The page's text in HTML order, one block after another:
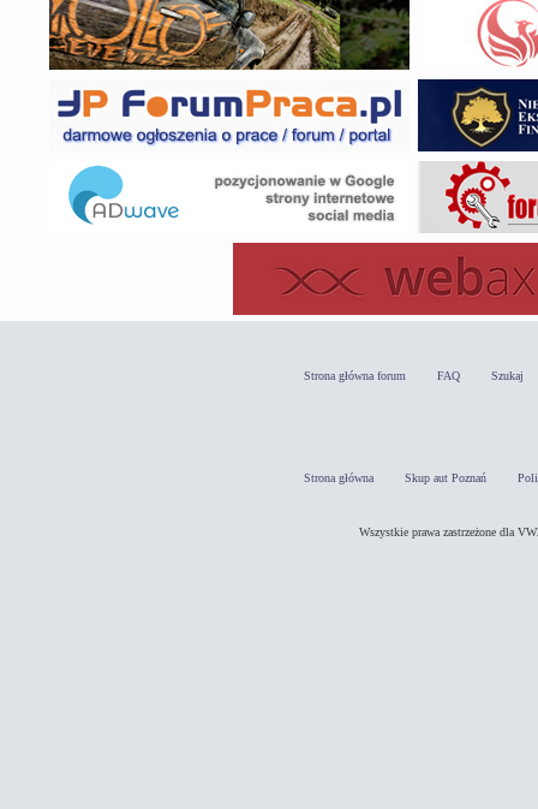
Strona główna forum FAQ Szukaj
Strona główna Skup aut Poznań
Wszystkie prawa zastrzeżone dla